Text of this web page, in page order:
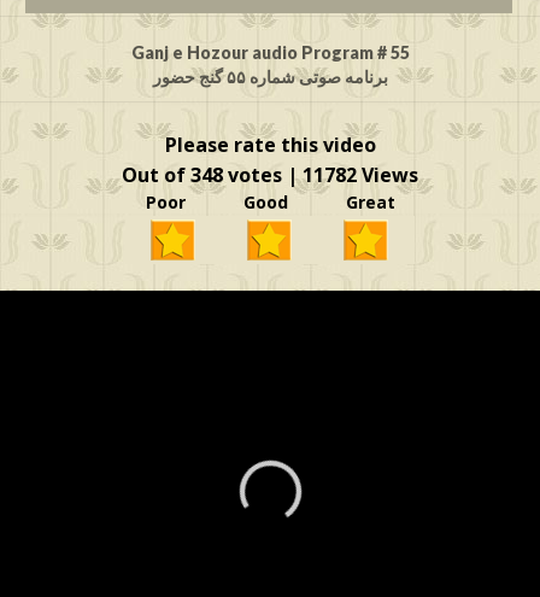
Ganj e Hozour audio Program # 55
برنامه صوتی شماره ۵۵ گنج حضور
Please rate this video
Out of 348 votes | 11782 Views
Poor Good Great